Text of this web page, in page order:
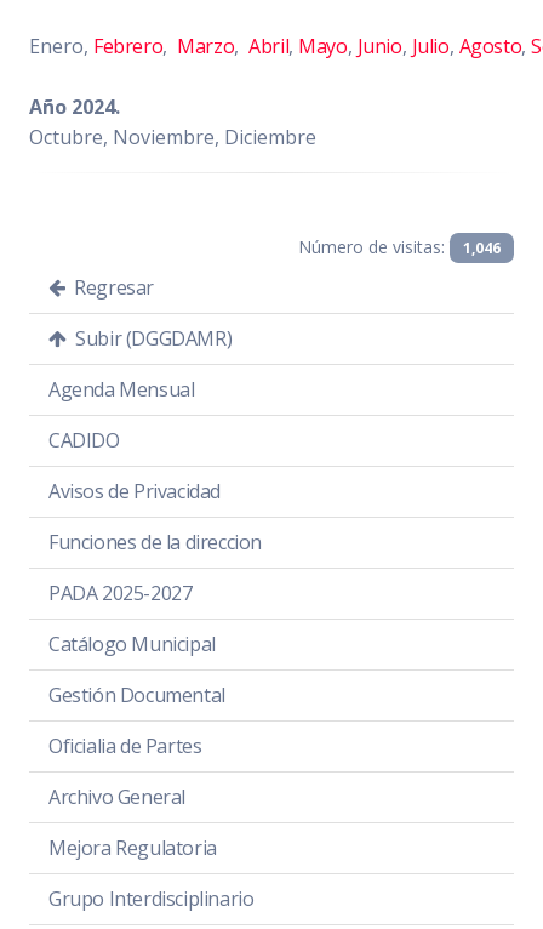
Enero, Febrero, Marzo,Abril, Mayo, Junio, Julio, Agosto,
Año 2024.
Octubre, Noviembre, Diciembre
Número de visitas: 1,046
Regresar
Subir (DGGDAMR)
Agenda Mensual
CADIDO
Avisos de Privacidad
Funciones de la direccion
PADA 2025-2027
Catálogo Municipal
Gestión Documental
Oficialia de Partes
Archivo General
Mejora Regulatoria
Grupo Interdisciplinario